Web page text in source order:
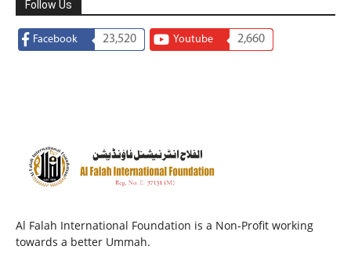
Follow Us
Facebook 23,520 Youtube 2,660
Al Falah International Foundation is a Non-Profit working
towards a better Ummah.